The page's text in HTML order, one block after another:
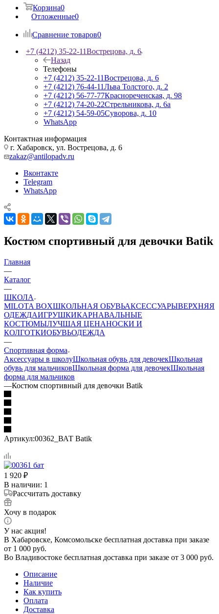
Корзина0
Отложенные0
Сравнение товаров0
+7 (4212) 35-22-11Вострецова, д. 6
Назад
Телефоны
+7 (4212) 35-22-11Вострецова, д. 6
+7 (4212) 76-44-11Льва Толстого, д. 2
+7 (4212) 56-77-77Краснореченская, д. 98
+7 (4212) 74-20-22Стрельникова, д. 6а
+7 (4212) 54-59-05Суворова, д. 10
WhatsApp
Контактная информация
г. Хабаровск, ул. Вострецова, д. 6
zakaz@antilopadv.ru
Вконтакте
Telegram
WhatsApp
Костюм спортивный для девочки Batik
Главная
—
Каталог
—
ШКОЛА
MILOTA BOXШКОЛЬНАЯ ОБУВЬАКСЕССУАРЫВЕРХНЯЯ
ОДЕЖДАИГРУШКИКАРНАВАЛЬНЫЕ
КОСТЮМЫЛУЧШАЯ ЦЕНАНОСКИ И
КОЛГОТКИОБУВЬОДЕЖДА
—
Спортивная форма
Аксессуары в школуШкольная обувь для девочекШкольная
обувь для мальчиковШкольная форма для девочекШкольная
форма для мальчиков
—Костюм спортивный для девочки Batik
Артикул:00362_ВАТ Batik
1 920 ₽
В наличии: 1
Рассчитать доставку
Хочу в подарок
У нас акция!
В Хабаровске, Комсомольске бесплатная доставка при заказе
от 1 000 руб.
Во Владивостоке бесплатная доставка при заказе от 3 000 руб.
Описание
Наличие
Как купить
Оплата
Доставка